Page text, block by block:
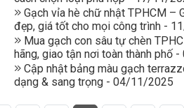
Gạch vỉa hè chữ nhật TPHCM –
đẹp, giá tốt cho mọi công trình -
Mua gạch con sâu tự chèn
hãng, giao tận nơi toàn thành phố
Cập nhật bảng màu gạch
dạng & sang trọng - 04/11/2025